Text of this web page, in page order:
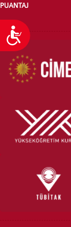
Ulaşılabilirlik
PUANTAJ